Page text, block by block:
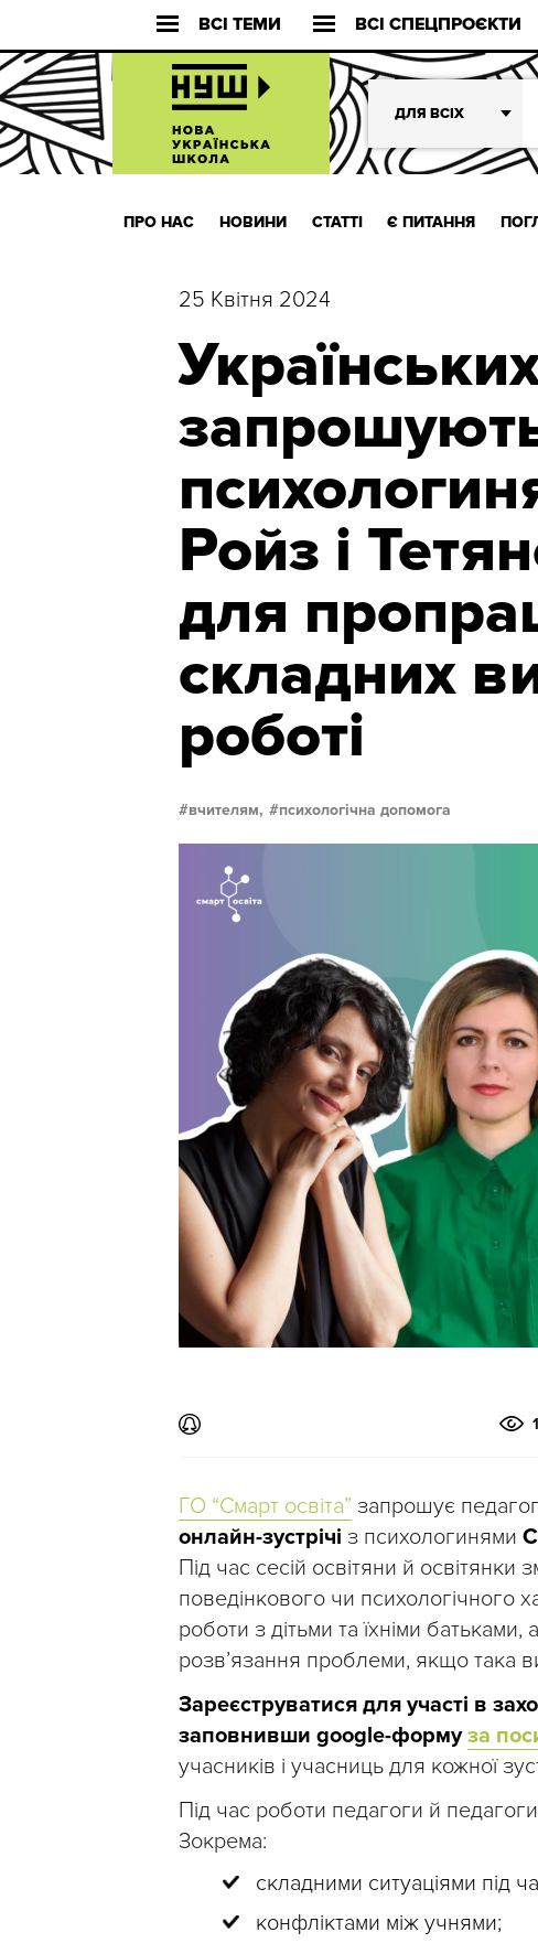
ВСІ ТЕМИ ВСІ СПЕЦПРОЄКТИ
ДЛЯ ВСІХ
ПРО НАС НОВИНИ СТАТТІ Є ПИТАННЯ
25 Квітня 2024
запрошують
Ройз і
для
складних
роботі
вчителям, психологічна допомога
ГО “Смарт освіта” запрошує
онлайн-зустрічі з психологинями
Під час сесій освітяни й освітянки
поведінкового чи психологічного
роботи з дітьми та їхніми
розв’язання проблеми, якщо така
Зареєструватися для участі в
заповнивши google-формуза
учасників і учасниць для кожної
Під час роботи педагоги й
Зокрема:
складними ситуаціями під
конфліктами між учнями;